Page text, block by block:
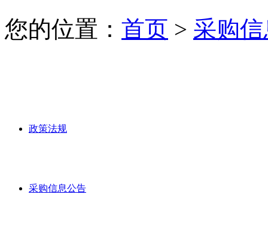
您的位置： 首页 > 采购
政策法规
采购信息公告